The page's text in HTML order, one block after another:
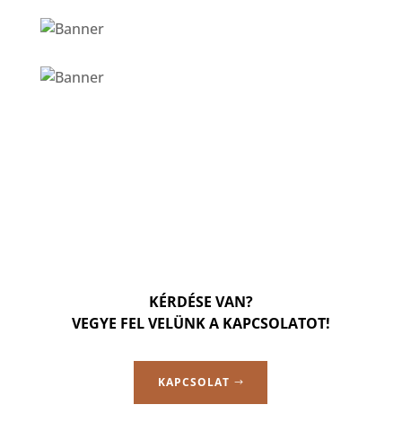
KÉRDÉSE VAN?
VEGYE FEL VELÜNK A KAPCSOLATOT!
KAPCSOLAT